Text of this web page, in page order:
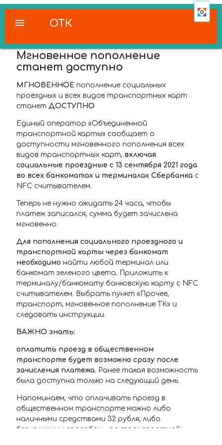
ОТК
menu
Мгновенное пополнение
станет доступно
МГНОВЕННОЕпополнение социальных
проездных и всех видов транспортных карт
станет ДОСТУПНО
Единый оператор «Объединенной
транспортной карты» сообщает о
доступности мгновенного пополнения всех
видов транспортных карт, включая
социальные проездные с 13 сентября 2021 года
во всех банкоматах и терминалах Сбербанка с
NFC считывателем.
Теперь не нужно ожидать 24 часа, чтобы
платеж записался, сумма будет зачислена
мгновенно.
Для пополнения социального проездного и
транспортной карты через банкомат
необходимо найти любой терминал или
банкомат зеленого цвета. Приложить к
терминалу/банкомату банковскую карту с NFC
считывателем. Выбрать пункт «Прочее,
транспорт, мгновенное пополнение ТК» и
следовать инструкции.
ВАЖНО знать:
оплатить проезд в общественном
транспорте будет возможно сразу после
зачисления платежа. Ранее такая возможность
была доступна только на следующий день.
Напоминаем, что оплачивать проезд в
общественном транспорте можно либо
наличными средствами 32 рубля, либо
безналичным способом – по транспортной